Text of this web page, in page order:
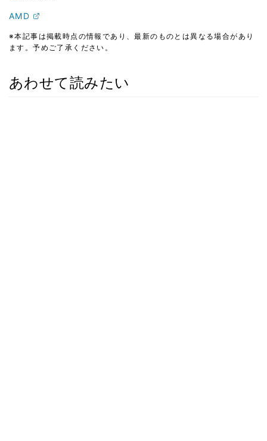
AMD
※本記事は掲載時点の情報であり、最新のものとは異なる場合があり
ます。予めご了承ください。
あわせて読みたい